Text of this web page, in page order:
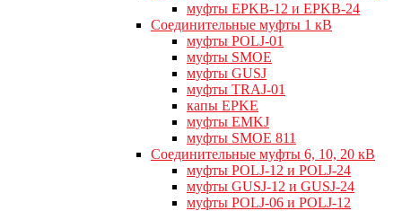
муфты EPKB-12 и EPKB-24
Cоединительные муфты 1 кВ
муфты POLJ-01
муфты SMOE
муфты GUSJ
муфты TRAJ-01
капы EPKE
муфты EMKJ
муфты SMOE 811
Соединительные муфты 6, 10, 20 кВ
муфты POLJ-12 и POLJ-24
муфты GUSJ-12 и GUSJ-24
муфты POLJ-06 и POLJ-12